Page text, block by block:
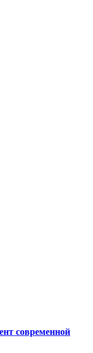
современной